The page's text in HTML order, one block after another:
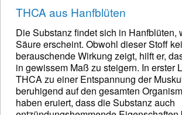
THCA aus Hanfblüten
Die Substanz findet sich in Hanfblüten,
Säure erscheint. Obwohl dieser Stoff
berauschende Wirkung zeigt, hilft er,
in gewissem Maß zu steigern. In erster
THCA zu einer Entspannung der
beruhigend auf den gesamten
haben eruiert, dass die Substanz auch